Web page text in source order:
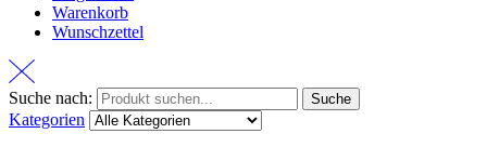
Warenkorb
Wunschzettel
Suche nach: Suche
Kategorien